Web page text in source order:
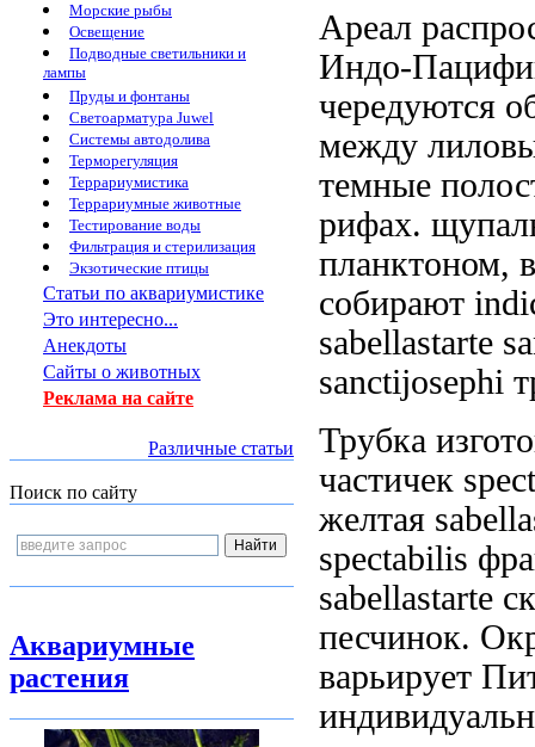
Морские рыбы
Освещение
Подводные светильники и
лампы
Пруды и фонтаны
Светоарматура Juwel
Системы автодолива
Терморегуляция
Террариумистика
Террариумные животные
Тестирование воды
Фильтрация и стерилизация
Экзотические птицы
Статьи по аквариумистике
Это интересно...
Анекдоты
Сайты о животных
Реклама на сайте
Различные статьи
Поиск по сайту
Аквариумные
растения
Ареал
Индо-
чередуются
между
темные
рифах.
планктоном,
собирают
sabellastarte
sanctijosephi
Трубка
частичек
желтая
spectabilis
sabellastarte
песчинок.
варьирует